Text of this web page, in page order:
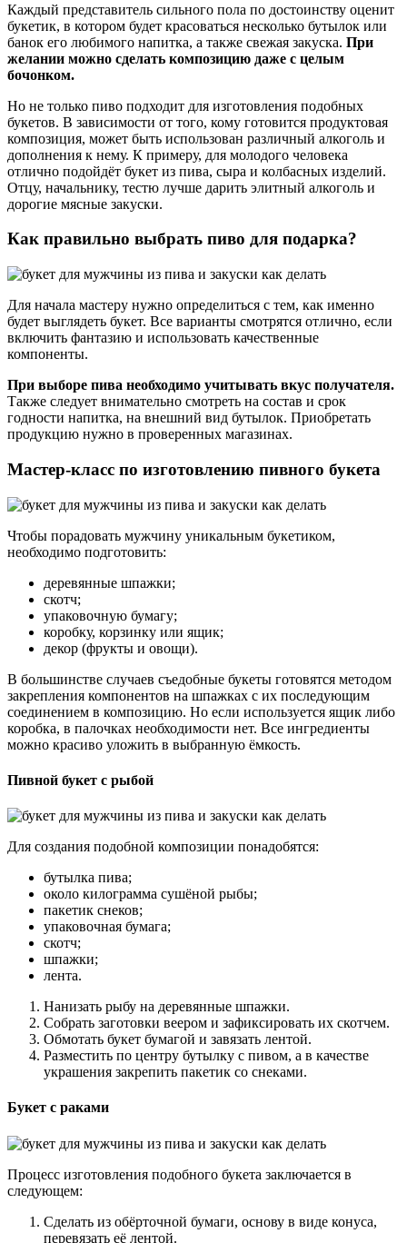
Каждый представитель сильного пола по достоинству оценит
букетик, в котором будет красоваться несколько бутылок или
банок его любимого напитка, а также свежая закуска. При
желании можно сделать композицию даже с целым
бочонком.
Но не только пиво подходит для изготовления подобных
букетов. В зависимости от того, кому готовится продуктовая
композиция, может быть использован различный алкоголь и
дополнения к нему. К примеру, для молодого человека
отлично подойдёт букет из пива, сыра и колбасных изделий.
Отцу, начальнику, тестю лучше дарить элитный алкоголь и
дорогие мясные закуски.
Как правильно выбрать пиво для подарка?
Для начала мастеру нужно определиться с тем, как именно
будет выглядеть букет. Все варианты смотрятся отлично, если
включить фантазию и использовать качественные
компоненты.
При выборе пива необходимо учитывать вкус получателя.
Также следует внимательно смотреть на состав и срок
годности напитка, на внешний вид бутылок. Приобретать
продукцию нужно в проверенных магазинах.
Мастер-класс по изготовлению пивного букета
Чтобы порадовать мужчину уникальным букетиком,
необходимо подготовить:
деревянные шпажки;
скотч;
упаковочную бумагу;
коробку, корзинку или ящик;
декор (фрукты и овощи).
В большинстве случаев съедобные букеты готовятся методом
закрепления компонентов на шпажках с их последующим
соединением в композицию. Но если используется ящик либо
коробка, в палочках необходимости нет. Все ингредиенты
можно красиво уложить в выбранную ёмкость.
Пивной букет с рыбой
Для создания подобной композиции понадобятся:
бутылка пива;
около килограмма сушёной рыбы;
пакетик снеков;
упаковочная бумага;
скотч;
шпажки;
лента.
Нанизать рыбу на деревянные шпажки.
Собрать заготовки веером и зафиксировать их скотчем.
Обмотать букет бумагой и завязать лентой.
Разместить по центру бутылку с пивом, а в качестве
украшения закрепить пакетик со снеками.
Букет с раками
Процесс изготовления подобного букета заключается в
следующем:
Сделать из обёрточной бумаги, основу в виде конуса,
перевязать её лентой.